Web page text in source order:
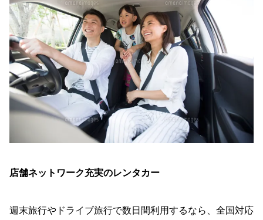
店舗ネットワーク充実のレンタカー
週末旅行やドライブ旅行で数日間利用するなら、全国対応